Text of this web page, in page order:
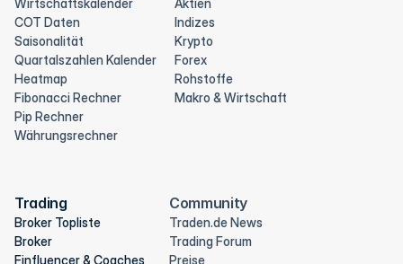
Wirtschaftskalender
COT Daten
Saisonalität
Quartalszahlen Kalender
Heatmap
Fibonacci Rechner
Pip Rechner
Währungsrechner
Aktien
Indizes
Krypto
Forex
Rohstoffe
Makro & Wirtschaft
Trading
Broker Topliste
Broker
Finfluencer & Coaches
Community
Traden.de News
Trading Forum
Preise